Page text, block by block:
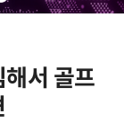
서 골프